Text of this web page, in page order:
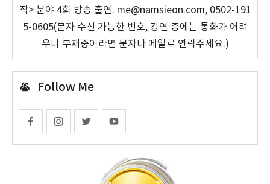
작> 분야 4회 방송 출연. me@namsieon.com, 0502-191
5-0605(문자 수신 가능한 번호, 강연 중에는 통화가 어려
우니 부재중이라면 문자나 메일로 연락주세요.)
Follow Me